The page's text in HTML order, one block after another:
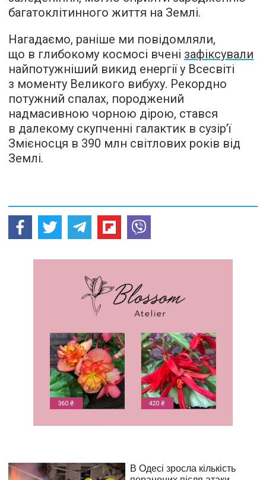
багатоклітинного життя на Землі.
Нагадаємо, раніше ми повідомляли,
що в глибокому космосі вчені зафіксували
найпотужніший викид енергії у Всесвіті
з моменту Великого вибуху. Рекордно
потужний спалах, породжений
надмасивною чорною дірою, стався
в далекому скупченні галактик в сузір’ї
Змієносця в 390 млн світлових років від
Землі.